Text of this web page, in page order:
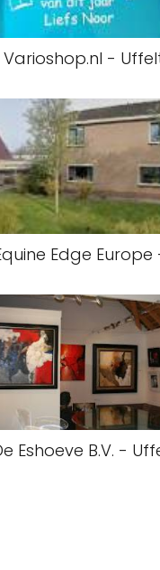
Varioshop.nl -
Equine Edge
Eshoeve B.V. -